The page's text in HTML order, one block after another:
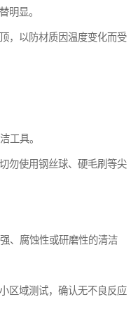
明显。
，以防材质因温度变化而受
工具。
勿使用钢丝球、硬毛刷等尖
、腐蚀性或研磨性的清洁
区域测试，确认无不良反应